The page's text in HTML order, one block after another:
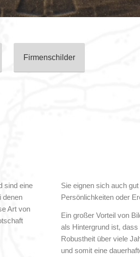
Firmenschilder
sind eine
denen
Art von
Sie eignen sich auch
Persönlichkeiten oder
Ein großer Vorteil von
als Hintergrund ist,
Robustheit über viele
und somit eine